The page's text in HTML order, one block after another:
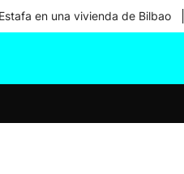
Estafa en una vivienda de Bilbao